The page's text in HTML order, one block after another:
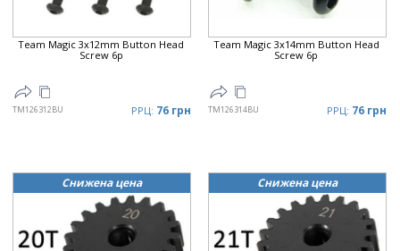
Team Magic 3x12mm Button Head
Screw 6p
TM126312BU РРЦ: 76 грн
Team Magic 3x14mm Button Head
Screw 6p
TM126314BU РРЦ: 76 грн
Снижена цена Снижена цена